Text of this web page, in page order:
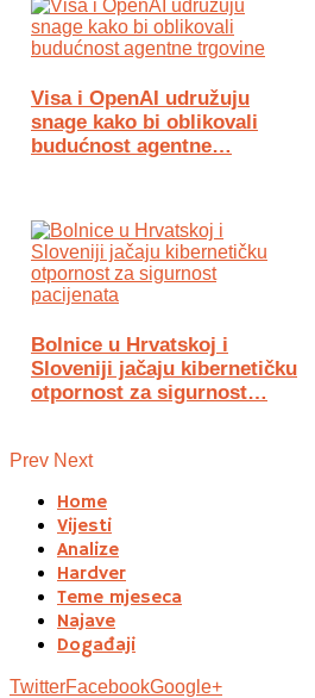
Visa i OpenAI udružuju
snage kako bi oblikovali
budućnost agentne…
Bolnice u Hrvatskoj i
Sloveniji jačaju kibernetičku
otpornost za sigurnost…
Prev Next
Home
Vijesti
Analize
Hardver
Teme mjeseca
Najave
Događaji
TwitterFacebookGoogle+